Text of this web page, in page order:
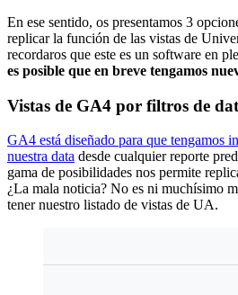
En ese sentido, os presentamos 3
replicar la función de las vistas de
recordaros que este es un software en
es posible que en breve tengamos
Vistas de GA4 por filtros de
GA4 está diseñado para que tengamos
nuestra data desde cualquier reporte
gama de posibilidades nos permite
¿La mala noticia? No es ni muchísimo
tener nuestro listado de vistas de UA.